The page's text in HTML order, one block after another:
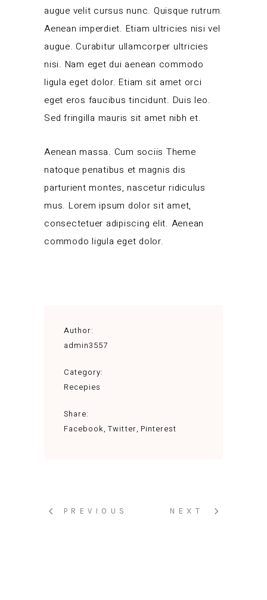
augue velit cursus nunc. Quisque rutrum.
Aenean imperdiet. Etiam ultricies nisi vel
augue. Curabitur ullamcorper ultricies
nisi. Nam eget dui aenean commodo
ligula eget dolor. Etiam sit amet orci
eget eros faucibus tincidunt. Duis leo.
Sed fringilla mauris sit amet nibh et.
Aenean massa. Cum sociis Theme
natoque penatibus et magnis dis
parturient montes, nascetur ridiculus
mus. Lorem ipsum dolor sit amet,
consectetuer adipiscing elit. Aenean
commodo ligula eget dolor.
Author:
admin3557
Category:
Recepies
Share:
Facebook Twitter Pinterest
PREVIOUS NEXT